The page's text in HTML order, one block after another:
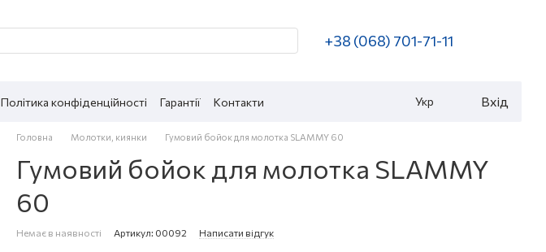
+38 (068) 701-71-11
Політика конфіденційності Гарантії Контакти Укр Вхід
Головна Молотки, киянки Гумовий бойок для молотка SLAMMY 60
Гумовий бойок для молотка SLAMMY
60
Немає в наявності Артикул: 00092 Написати відгук